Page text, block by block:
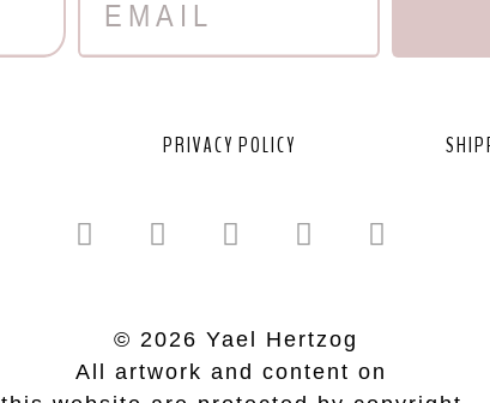
PRIVACY POLICY
© 2026 Yael Hertzog
All artwork and content on